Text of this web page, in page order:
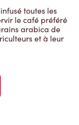
toutes les
le café préféré
arabica de
et à leur